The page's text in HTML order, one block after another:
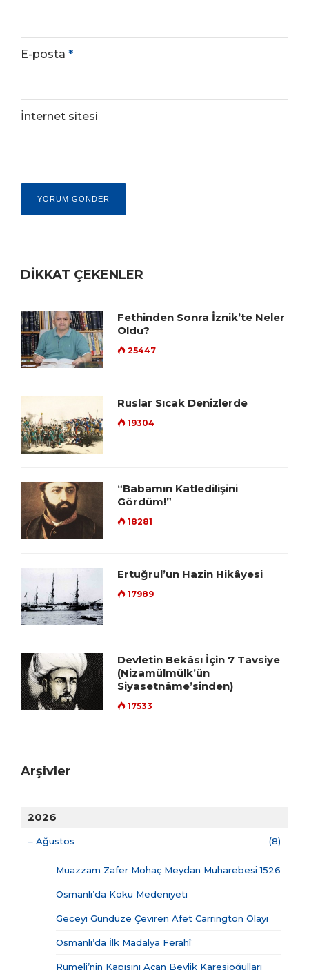
E-posta *
İnternet sitesi
DİKKAT ÇEKENLER
Fethinden Sonra İznik’te Neler
Oldu?
25447
Ruslar Sıcak Denizlerde
19304
“Babamın Katledilişini
Gördüm!”
18281
Ertuğrul’un Hazin Hikâyesi
17989
Devletin Bekâsı İçin 7 Tavsiye
(Nizamülmülk’ün
Siyasetnâme’sinden)
17533
Arşivler
2026
– Ağustos (8)
Muazzam Zafer Mohaç Meydan Muharebesi 1526
Osmanlı’da Koku Medeniyeti
Geceyi Gündüze Çeviren Afet Carrington Olayı
Osmanlı’da İlk Madalya Ferahî
Rumeli’nin Kapısını Açan Beylik Karesioğulları